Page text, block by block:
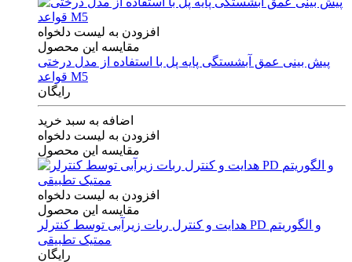
افزودن به لیست دلخواه
مقایسه این محصول
پیش بینی عمق آبشستگی پایه پل با استفاده از مدل درختی
قواعد M5
رایگان
اضافه به سبد خرید
افزودن به لیست دلخواه
مقایسه این محصول
افزودن به لیست دلخواه
مقایسه این محصول
هدایت و کنترل ربات زیرآبی توسط کنترلر PD و الگوریتم
ممتیک تطبیقی
رایگان